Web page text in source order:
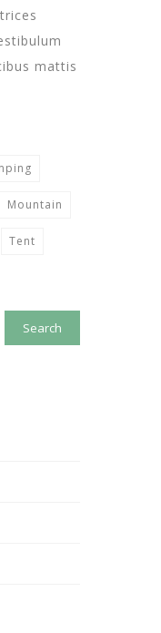
mattis
Mountain
Tent
Search